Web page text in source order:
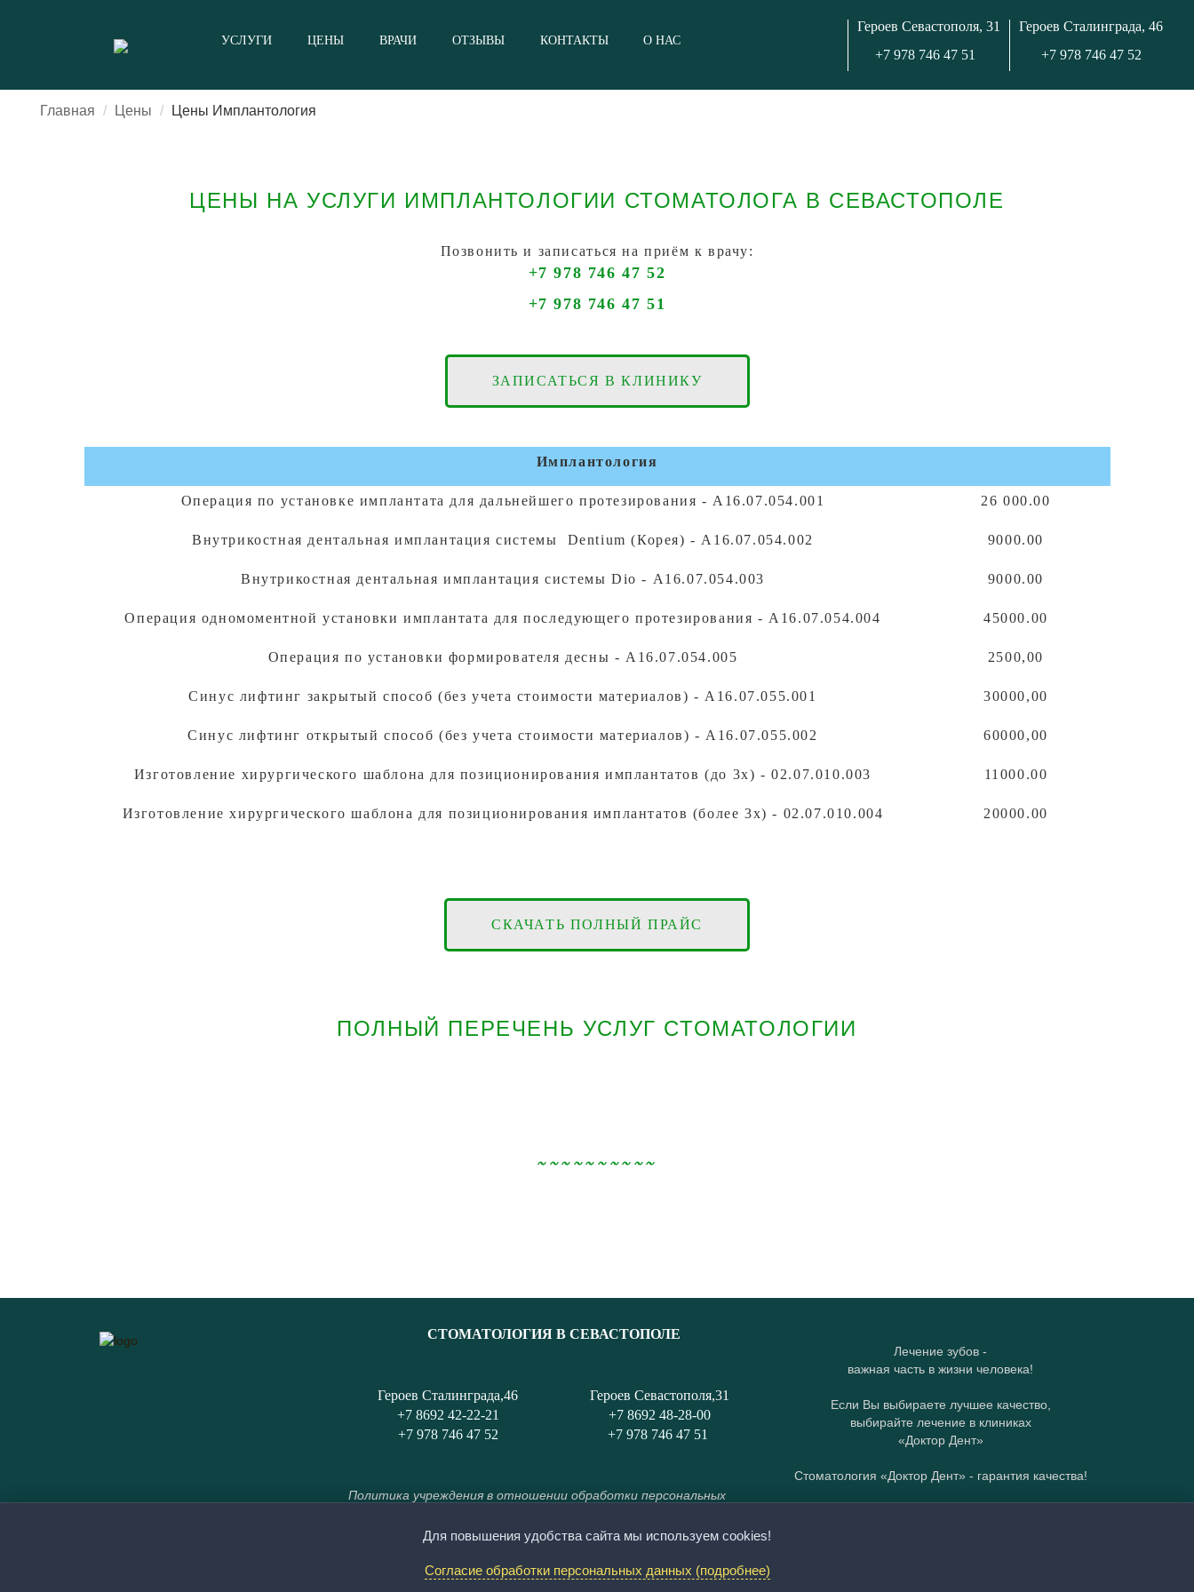
УСЛУГИ ЦЕНЫ ВРАЧИ ОТЗЫВЫ КОНТАКТЫ О НАС
Героев Севастополя, 31
+7 978 746 47 51
Героев Сталинграда, 46
+7 978 746 47 52
Главная Цены Цены Имплантология
ЦЕНЫ НА УСЛУГИ ИМПЛАНТОЛОГИИ СТОМАТОЛОГА В СЕВАСТОПОЛЕ
Позвонить и записаться на приём к врачу:
+7 978 746 47 52
+7 978 746 47 51
ЗАПИСАТЬСЯ В КЛИНИКУ
Имплантология
Операция по установке имплантата для дальнейшего протезирования - A16.07.054.001 26 000.00
Внутрикостная дентальная имплантация системы Dentium (Корея) - A16.07.054.002 9000.00
Внутрикостная дентальная имплантация системы Dio - A16.07.054.003 9000.00
Операция одномоментной установки имплантата для последующего протезирования - A16.07.054.004 45000.00
Операция по установки формирователя десны - A16.07.054.005 2500,00
Синус лифтинг закрытый способ (без учета стоимости материалов) - A16.07.055.001 30000,00
Синус лифтинг открытый способ (без учета стоимости материалов) - A16.07.055.002 60000,00
Изготовление хирургического шаблона для позиционирования имплантатов (до 3х) - 02.07.010.003 11000.00
Изготовление хирургического шаблона для позиционирования имплантатов (более 3х) - 02.07.010.004 20000.00
СКАЧАТЬ ПОЛНЫЙ ПРАЙС
ПОЛНЫЙ ПЕРЕЧЕНЬ УСЛУГ СТОМАТОЛОГИИ
~~~~~~~~~~
СТОМАТОЛОГИЯ В СЕВАСТОПОЛЕ
Героев Сталинграда,46
+7 8692 42-22-21
+7 978 746 47 52
Героев Севастополя,31
+7 8692 48-28-00
+7 978 746 47 51
Политика учреждения в отношении обработки персональных
Положение о видеонаблюдении в медицинской организации
Лечение зубов -
важная часть в жизни человека!
Если Вы выбираете лучшее качество,
выбирайте лечение в клиниках
«Доктор Дент»
Стоматология «Доктор Дент» - гарантия качества!​
Для повышения удобства сайта мы используем cookies!
Согласие обработки персональных данных (подробнее)